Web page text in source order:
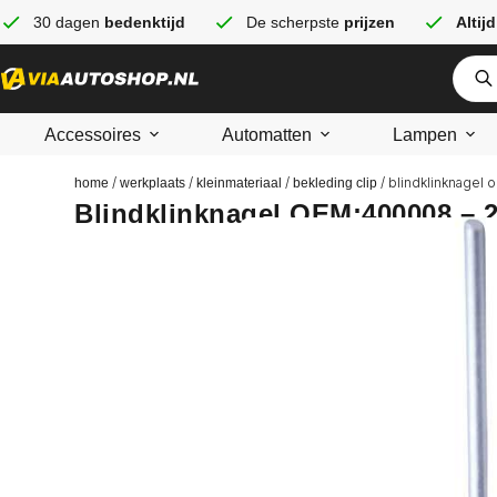
30 dagen bedenktijd De scherpste prijzen
Accessoires Automatten Lampen
home /werkplaats /kleinmateriaal /bekleding clip / blindklinknagel
Blindklinknagel OEM:400008 –